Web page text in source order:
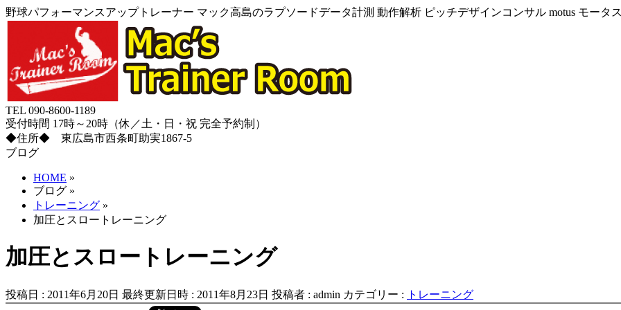
野球パフォーマンスアップトレーナー マック高島のラプソードデータ計測 動作解析 ピッチデザインコンサル motus モー
TEL 090-8600-1189
受付時間 17時～20時（休／土・日・祝 完全予約制）
◆住所◆ 東広島市西条町助実1867-5
ブログ
HOME »
ブログ »
トレーニング »
加圧とスロートレーニング
加圧とスロートレーニング
投稿日 : 2011年6月20日 最終更新日時 : 2011年8月23日 投稿者 : admin カテゴリー : トレーニング